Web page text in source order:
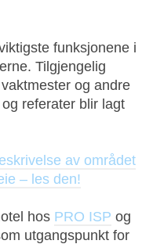
funksjonene i
Tilgjengelig
og andre
referater blir lagt
av området
– les den!
hos PRO ISP og
utgangspunkt for